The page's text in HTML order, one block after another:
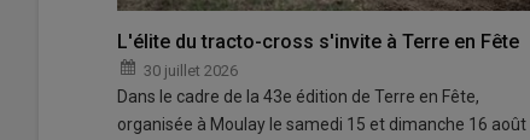
L'élite du tracto-cross s'invite à Terre en Fête
30 juillet 2026
Dans le cadre de la 43e édition de Terre en Fête,
organisée à Moulay le samedi 15 et dimanche 16 août